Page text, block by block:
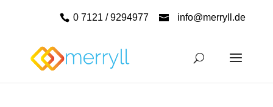
0 7121 / 9294977 info@merryll.de